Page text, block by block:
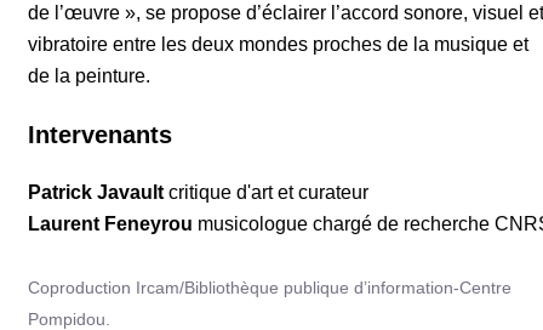
de l’œuvre », se propose d’éclairer l’accord sonore, visuel et
vibratoire entre les deux mondes proches de la musique et
de la peinture.
Intervenants
Patrick Javault critique d'art et curateur
Laurent Feneyrou musicologue chargé de recherche
Coproduction Ircam/Bibliothèque publique d’information-Centre
Pompidou.